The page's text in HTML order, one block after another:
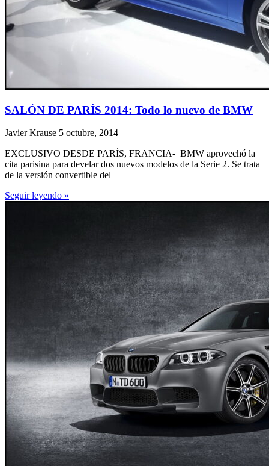
SALÓN DE PARÍS 2014: Todo lo nuevo de BMW
Javier Krause 5 octubre, 2014
EXCLUSIVO DESDE PARÍS, FRANCIA- BMW aprovechó la
cita parisina para develar dos nuevos modelos de la Serie 2. Se trata
de la versión convertible del
Seguir leyendo »